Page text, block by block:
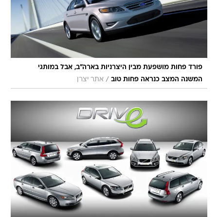
פורד פחות מושפעת מבין היצרניות בארה"ב, אבל במותגי
המשנה המצב כנראה פחות טוב / אתר יצרן